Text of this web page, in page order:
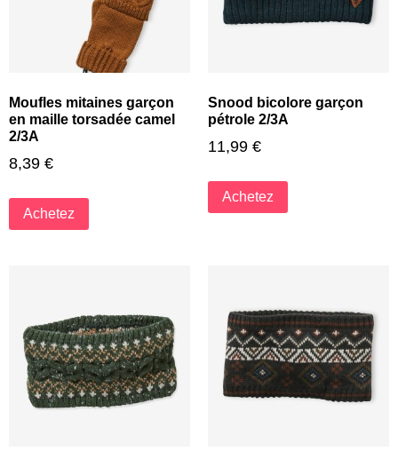
Moufles mitaines garçon
en maille torsadée camel
2/3A
8,39 €
Achetez
Snood bicolore garçon
pétrole 2/3A
11,99 €
Achetez